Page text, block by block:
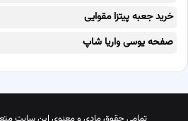
خرید جعبه پیتزا مقوایی
صفحه یوسی واریا شاپ